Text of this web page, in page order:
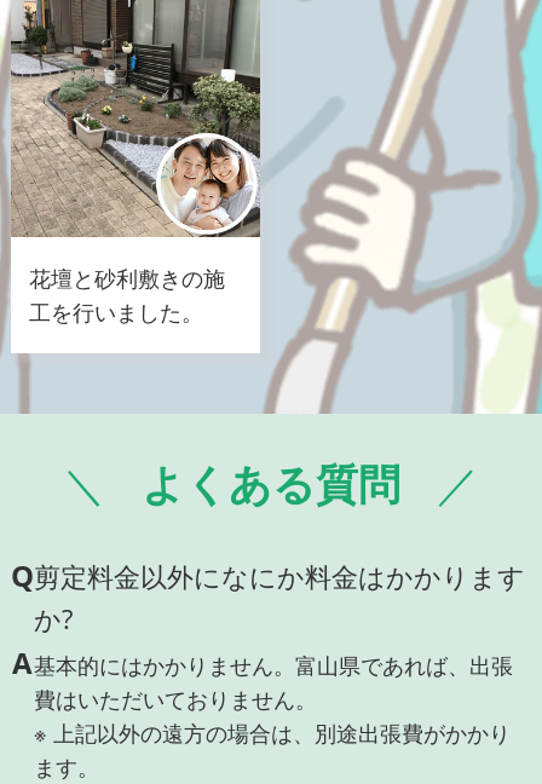
花壇と砂利敷きの施
工を行いました。
よくある質問
Q剪定料金以外になにか料金はかかります
か?
A基本的にはかかりません。富山県であれば、出張
費はいただいておりません。
※ 上記以外の遠方の場合は、別途出張費がかかり
ます。